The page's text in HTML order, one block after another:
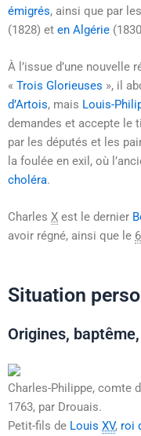
émigrés, ainsi que par
(1828) et en Algérie
À l’issue d’une nouvelle
« Trois Glorieuses », il
d’Artois, mais Louis-
demandes et accepte le
par les députés et les
la foulée en exil, où
choléra.
Charles X est le dernier
avoir régné, ainsi que le
Situation
Origines,
Charles-Philippe, comte
1763, par Drouais.
Petit-fils de Louis XV, roi